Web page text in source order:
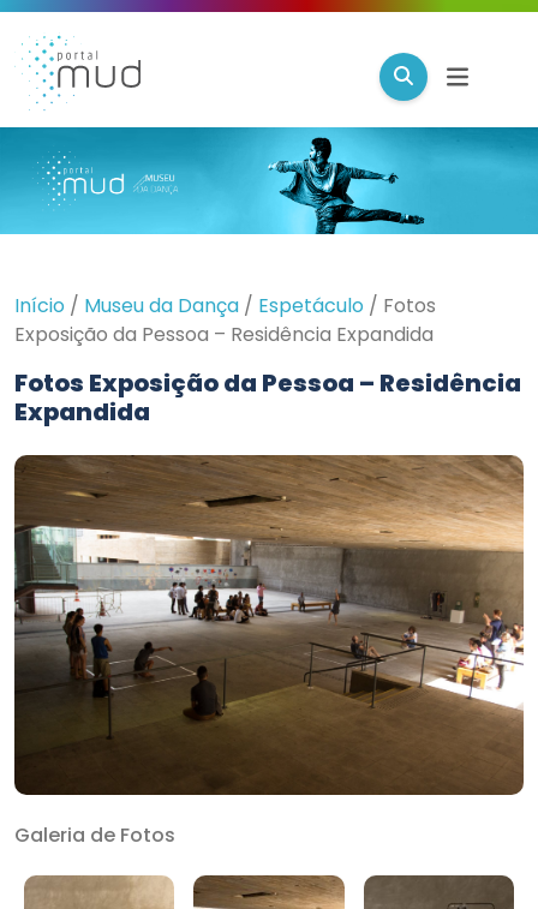
Início / Museu da Dança / Espetáculo / Fotos
Exposição da Pessoa – Residência Expandida
Fotos Exposição da Pessoa – Residência
Expandida
Galeria de Fotos